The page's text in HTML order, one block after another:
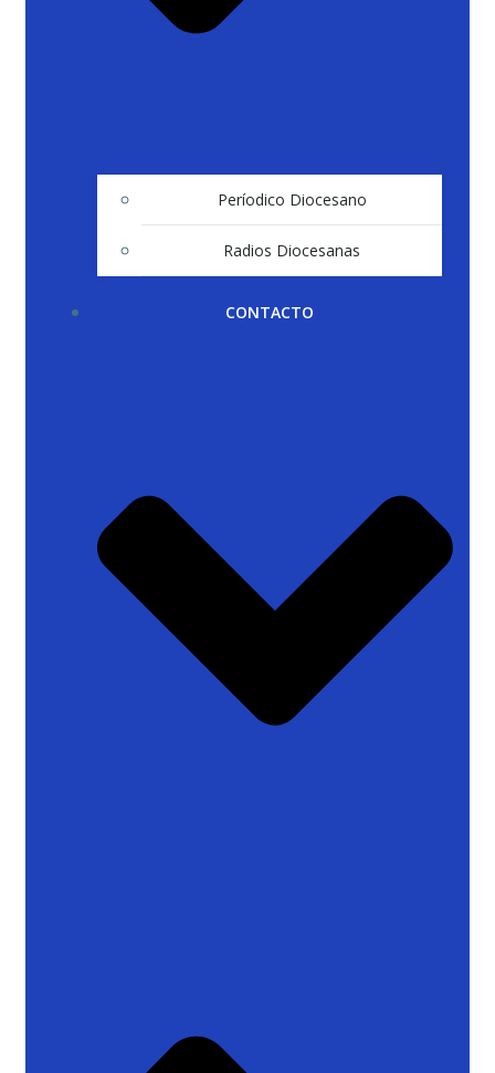
Períodico Diocesano
Radios Diocesanas
CONTACTO